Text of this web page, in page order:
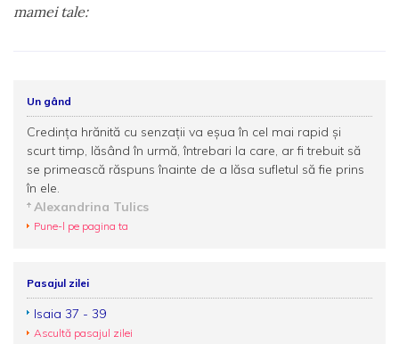
mamei tale:
Un gând
Credința hrănită cu senzații va eșua în cel mai rapid și
scurt timp, lăsând în urmă, întrebari la care, ar fi trebuit să
se primească răspuns înainte de a lăsa sufletul să fie prins
în ele.
Alexandrina Tulics
Pune-l pe pagina ta
Pasajul zilei
Isaia 37 - 39
Ascultă pasajul zilei